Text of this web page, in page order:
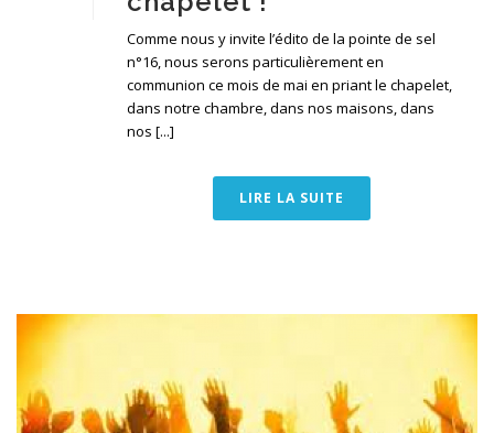
Comme nous y invite l’édito de la pointe de sel
n°16, nous serons particulièrement en
communion ce mois de mai en priant le chapelet,
dans notre chambre, dans nos maisons, dans
nos [...]
LIRE LA SUITE